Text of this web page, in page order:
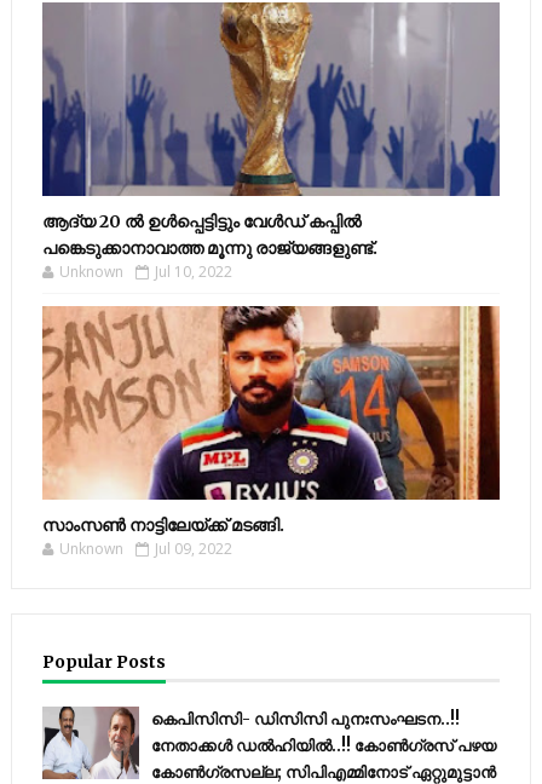
ആദ്യ 20 ല്‍ ഉള്‍പ്പെട്ടിട്ടും വേള്‍ഡ് കപ്പില്‍
പങ്കെടുക്കാനാവാത്ത മൂന്നു രാജ്യങ്ങളുണ്ട്.
Unknown Jul 10, 2022
സാംസണ്‍ നാട്ടിലേയ്‌ക്ക് മടങ്ങി.
Unknown Jul 09, 2022
Popular Posts
കെപിസിസി- ഡിസിസി പുനഃസംഘടന..!!
നേതാക്കൾ ഡൽഹിയിൽ..!! കോണ്‍ഗ്രസ് പഴയ
കോണ്‍ഗ്രസല്ല; സിപിഎമ്മിനോട് ഏറ്റുമുട്ടാന്‍